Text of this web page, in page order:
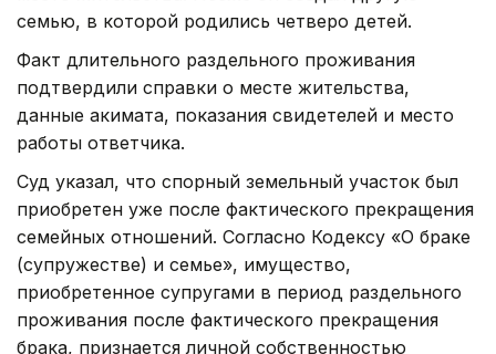
семью, в которой родились четверо детей.
Факт длительного раздельного проживания
подтвердили справки о месте жительства,
данные акимата, показания свидетелей и место
работы ответчика.
Суд указал, что спорный земельный участок был
приобретен уже после фактического прекращения
семейных отношений. Согласно Кодексу «О браке
(супружестве) и семье», имущество,
приобретенное супругами в период раздельного
проживания после фактического прекращения
брака, признается личной собственностью